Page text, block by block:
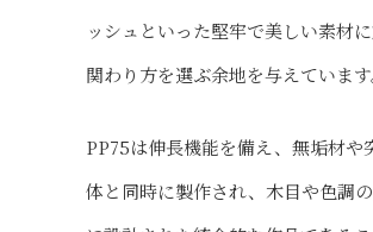
ッシュといった堅牢で美しい素材
関わり方を選ぶ余地を与えています
PP75は伸長機能を備え、無垢材
体と同時に製作され、木目や色調